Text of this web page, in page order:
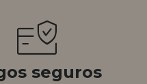
seguros